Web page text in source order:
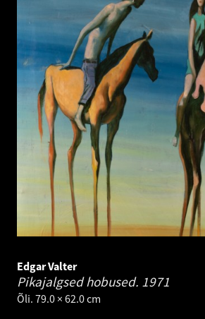
Edgar Valter
Pikajalgsed hobused. 1971
Õli. 79.0 × 62.0 cm